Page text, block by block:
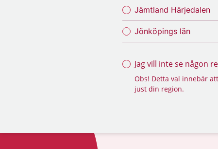
Jämtland Härjedalen
Jönköpings län
Jag vill inte se någon
Obs! Detta val innebär
just din region.